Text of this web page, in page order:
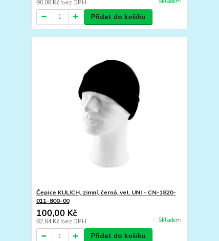
90,08 Kč bez DPH
Přidat do košíku
Čepice KULICH, zimní, černá, vel. UNI - CN-1820-
011-800-00
100,00 Kč
82,64 Kč bez DPH Skladem
Přidat do košíku